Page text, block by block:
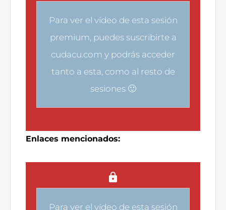
Para ver el vídeo de esta sesión
premium, puedes suscribirte a
cudacu.com y podrás acceder
tanto a esta, como al resto de
sesiones 🙂
Enlaces mencionados:
Para ver el vídeo de esta sesión